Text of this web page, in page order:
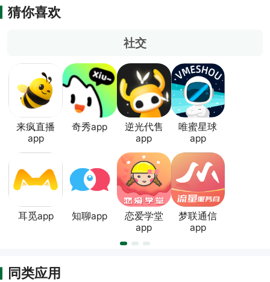
猜你喜欢
社交
来疯直播
app
奇秀app
逆光代售
app
唯蜜星球
app
耳觅app 知聊app
恋爱学堂
app
梦联通信
app
同类应用